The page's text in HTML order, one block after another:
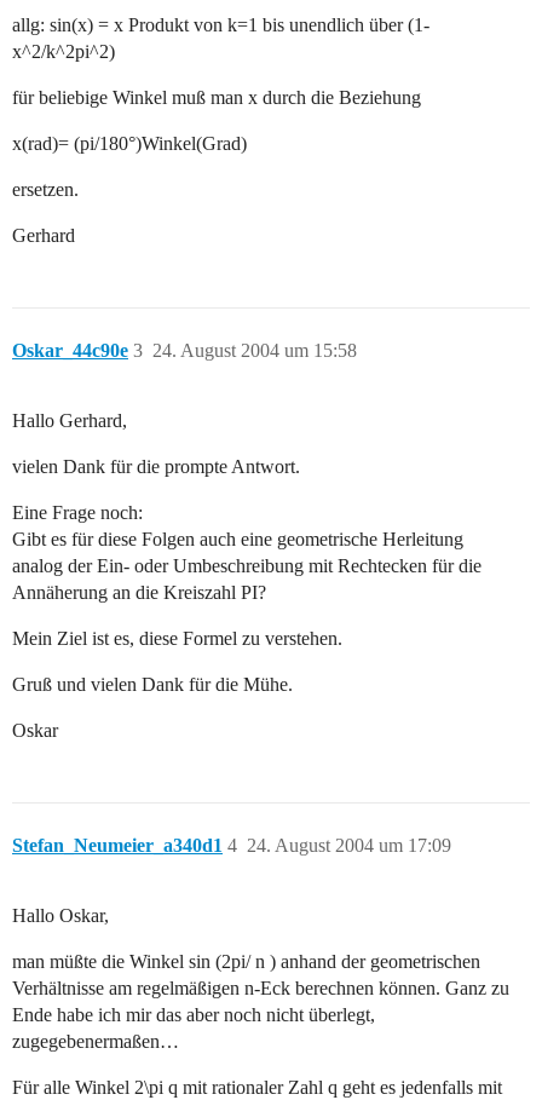
allg: sin(x) = x Produkt von k=1 bis unendlich über (1-
x^2/k^2pi^2)
für beliebige Winkel muß man x durch die Beziehung
x(rad)= (pi/180°)Winkel(Grad)
ersetzen.
Gerhard
Oskar_44c90e 24. August 2004 um 15:58
3
Hallo Gerhard,
vielen Dank für die prompte Antwort.
Eine Frage noch:
Gibt es für diese Folgen auch eine geometrische Herleitung
analog der Ein- oder Umbeschreibung mit Rechtecken für die
Annäherung an die Kreiszahl PI?
Mein Ziel ist es, diese Formel zu verstehen.
Gruß und vielen Dank für die Mühe.
Oskar
Stefan_Neumeier_a340d1 24. August 2004 um 17:09
4
Hallo Oskar,
man müßte die Winkel sin (2pi/ n ) anhand der geometrischen
Verhältnisse am regelmäßigen n-Eck berechnen können. Ganz zu
Ende habe ich mir das aber noch nicht überlegt,
zugegebenermaßen…
Für alle Winkel 2\pi q mit rationaler Zahl q geht es jedenfalls mit